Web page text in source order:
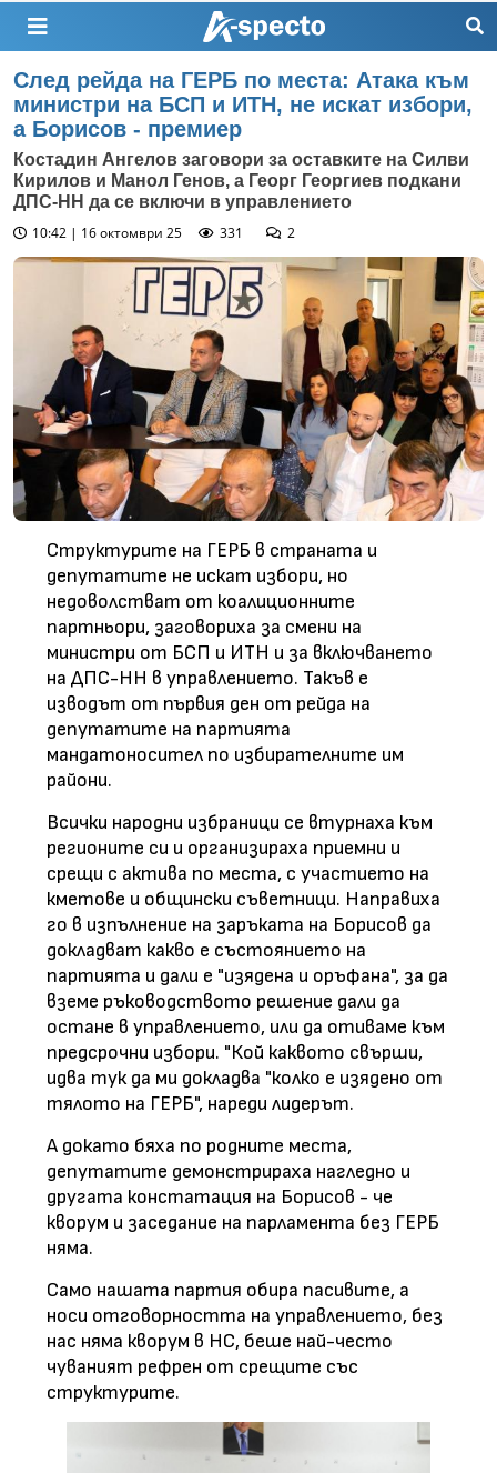
След рейда на ГЕРБ по места: Атака към
министри на БСП и ИТН, не искат избори,
а Борисов - премиер
Костадин Ангелов заговори за оставките на Силви
Кирилов и Манол Генов, а Георг Георгиев подкани
ДПС-НН да се включи в управлението
10:42 | 16 октомври 25
331 2
Структурите на ГЕРБ в страната и
депутатите не искат избори, но
недоволстват от коалиционните
партньори, заговориха за смени на
министри от БСП и ИТН и за включването
на ДПС-НН в управлението. Такъв е
изводът от първия ден от рейда на
депутатите на партията
мандатоносител по избирателните им
райони.
Всички народни избраници се втурнаха към
регионите си и организираха приемни и
срещи с актива по места, с участието на
кметове и общински съветници. Направиха
го в изпълнение на заръката на Борисов да
докладват какво е състоянието на
партията и дали е "изядена и оръфана", за да
вземе ръководството решение дали да
остане в управлението, или да отиваме към
предсрочни избори. "Кой каквото свърши,
идва тук да ми докладва "колко е изядено от
тялото на ГЕРБ", нареди лидерът.
А докато бяха по родните места,
депутатите демонстрираха нагледно и
другата констатация на Борисов - че
кворум и заседание на парламента без ГЕРБ
няма.
Само нашата партия обира пасивите, а
носи отговорността на управлението, без
нас няма кворум в НС, беше най-често
чуваният рефрен от срещите със
структурите.